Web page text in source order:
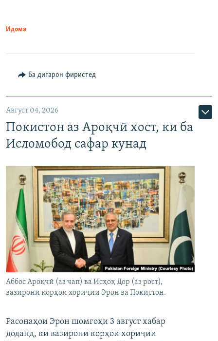
Идома
Ба дигарон фиристед
Август 04, 2026
Покистон аз Ароқчӣ хост, ки ба
Исломобод сафар кунад
Аббос Ароқчӣ (аз чап) ва Исҳоқ Дор (аз рост),
вазирони корҳои хориҷии Эрон ва Покистон.
Расонаҳои Эрон шомгоҳи 3 август хабар
доданд, ки вазирони корҳои хориҷии